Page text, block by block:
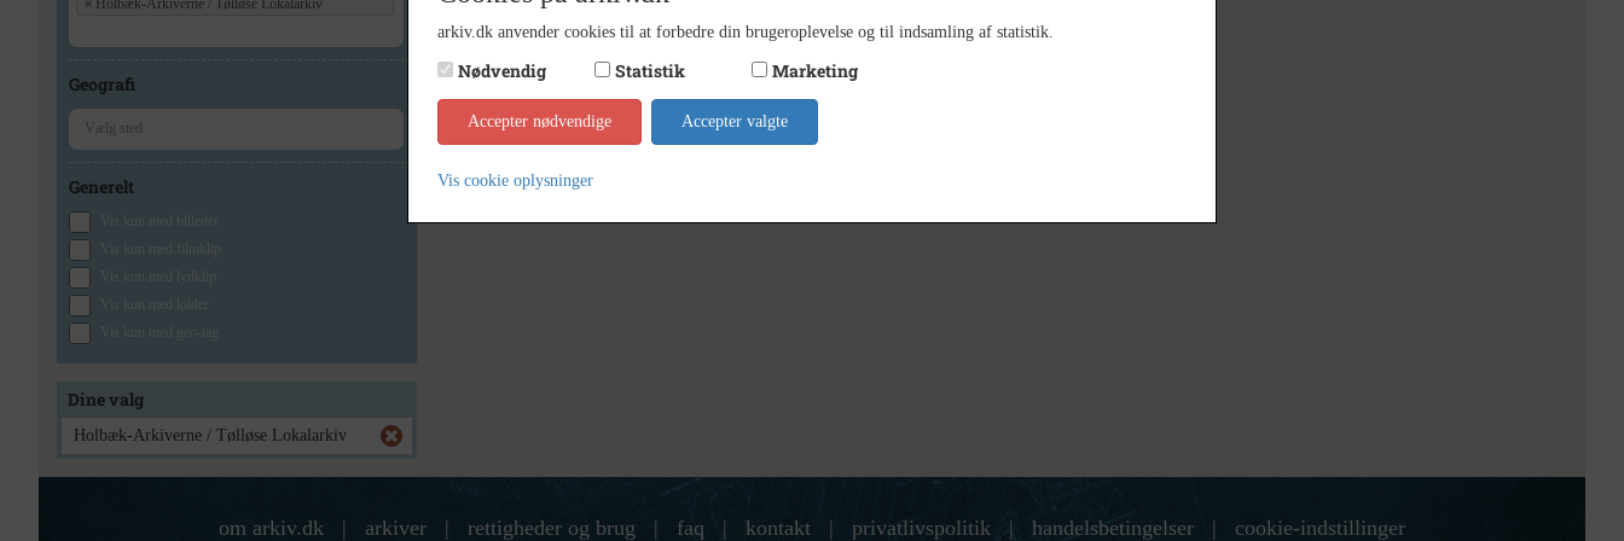
Holbæk-Arkiverne / Tølløse Lokalarkiv
Geografi
Generelt
Vis kun med billeder
Vis kun med filmklip
Vis kun med lydklip
Vis kun med kilder
Vis kun med geo-tag
Dine valg
Holbæk-Arkiverne / Tølløse Lokalarkiv
om arkiv.dk | arkiver | rettigheder og brug | faq | kontakt | privatlivspolitik | handelsbetingelser | cookie-indstillinger
arkiv.dk anvender cookies til at forbedre din brugeroplevelse og til indsamling af statistik.
Nødvendig Statistik Marketing
Accepter nødvendige Accepter valgte
Vis cookie oplysninger